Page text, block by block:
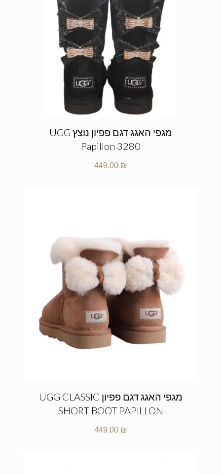
מגפי האגג דגם פפיון נוצץ UGG
Papillon 3280
449.00 ₪
מגפי האגג דגם פפיון UGG CLASSIC
SHORT BOOT PAPILLON
449.00 ₪